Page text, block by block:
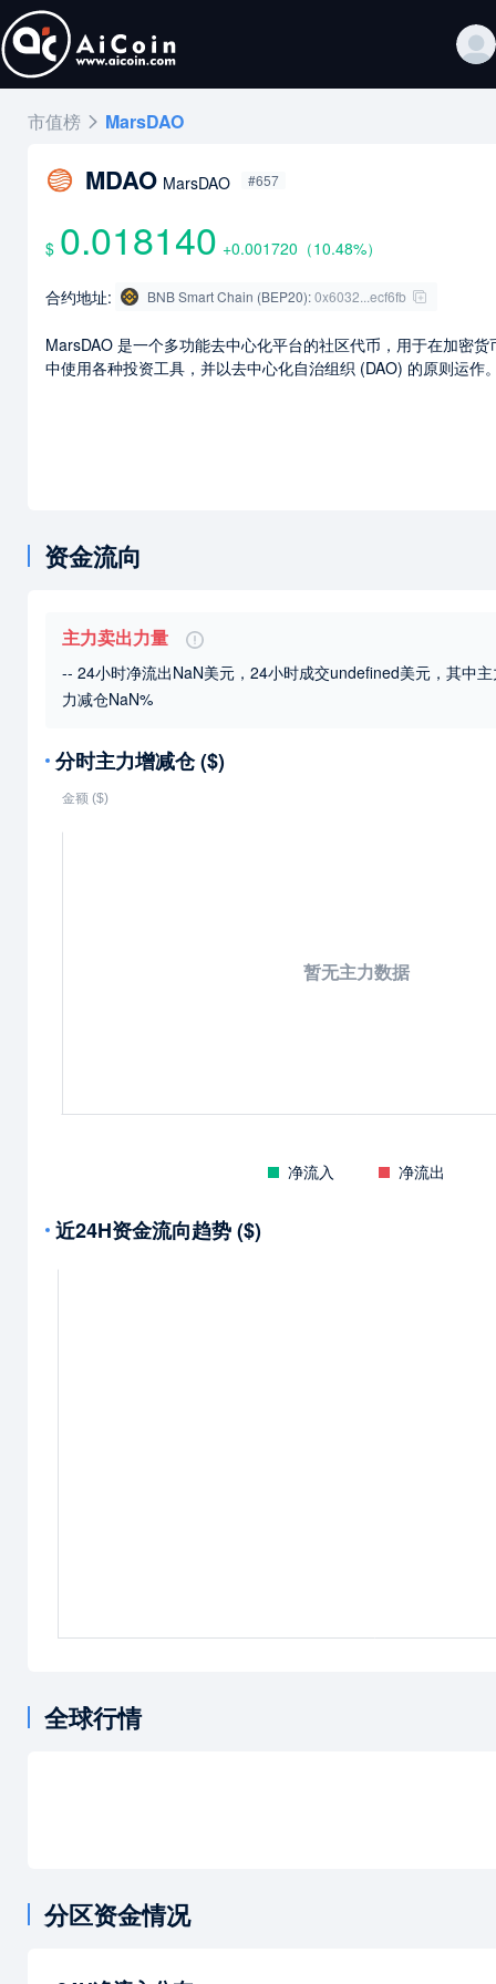
市值榜 MarsDAO
MDAO MarsDAO #657
$ 0.018140 +0.001720 （10.48%）
合约地址: BNB Smart Chain (BEP20):0x6032...ecf6fb
MarsDAO 是一个多功能去中心化平台的社区代币，用于在加密货
中使用各种投资工具，并以去中心化自治组织 (DAO) 的原则运作
资金流向
主力卖出力量
-- 24小时净流出NaN美元，24小时成交undefined美元 ，其中
力减仓NaN%
分时主力增减仓 ($)
净流入 净流出
暂无主力数据
近24H资金流向趋势 ($)
全球行情
分区资金情况